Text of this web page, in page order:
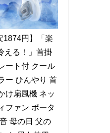
1874円】「楽
える！」首掛
ート付 クール
ー ひんやり 首
け扇風機 ネッ
ファン ポータ
母の日 父の